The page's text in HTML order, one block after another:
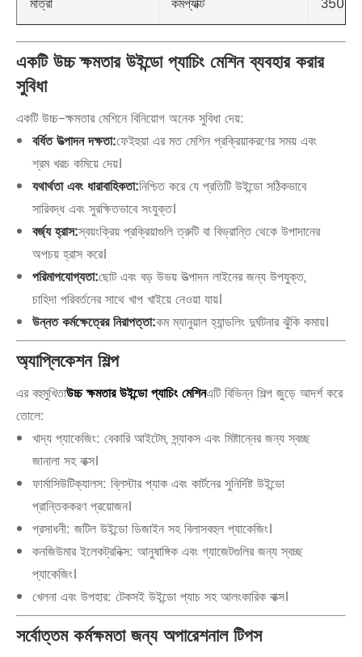
মাত্রা
একটি উচ্চ ক্ষমতার উইন্ডো প্যাচিং মেশিন ব্যবহার করার
সুবিধা
একটি উচ্চ-ক্ষমতার মেশিনে বিনিয়োগ অনেক সুবিধা দেয়:
বর্ধিত উত্পাদন দক্ষতা:ফেইহুয়া এর মত মেশিন প্রক্রিয়াকরণের সময় এবং
শ্রম খরচ কমিয়ে দেয়।
যথার্থতা এবং ধারাবাহিকতা:নিশ্চিত করে যে প্রতিটি উইন্ডো সঠিকভাবে
সারিবদ্ধ এবং সুরক্ষিতভাবে সংযুক্ত।
বর্জ্য হ্রাস:স্বয়ংক্রিয় প্রক্রিয়াগুলি ত্রুটি বা বিভ্রান্তি থেকে উপাদানের
অপচয় হ্রাস করে।
পরিমাপযোগ্যতা:ছোট এবং বড় উভয় উত্পাদন লাইনের জন্য উপযুক্ত,
চাহিদা পরিবর্তনের সাথে খাপ খাইয়ে নেওয়া যায়।
উন্নত কর্মক্ষেত্রের নিরাপত্তা:কম ম্যানুয়াল হ্যান্ডলিং দুর্ঘটনার ঝুঁকি কমায়।
অ্যাপ্লিকেশন শিল্প
এর বহুমুখিতাউচ্চ ক্ষমতার উইন্ডো প্যাচিং মেশিনএটি বিভিন্ন শিল্প জুড়ে আদর্শ করে
তোলে:
খাদ্য প্যাকেজিং: বেকারি আইটেম, স্ন্যাকস এবং মিষ্টান্নের জন্য স্বচ্ছ
জানালা সহ বাক্স।
ফার্মাসিউটিক্যালস: ব্লিস্টার প্যাক এবং কার্টনের সুনির্দিষ্ট উইন্ডো
প্রান্তিককরণ প্রয়োজন।
প্রসাধনী: জটিল উইন্ডো ডিজাইন সহ বিলাসবহুল প্যাকেজিং।
কনজিউমার ইলেকট্রনিক্স: আনুষাঙ্গিক এবং গ্যাজেটগুলির জন্য স্বচ্ছ
প্যাকেজিং।
খেলনা এবং উপহার: টেকসই উইন্ডো প্যাচ সহ আলংকারিক বাক্স।
সর্বোত্তম কর্মক্ষমতা জন্য অপারেশনাল টিপস